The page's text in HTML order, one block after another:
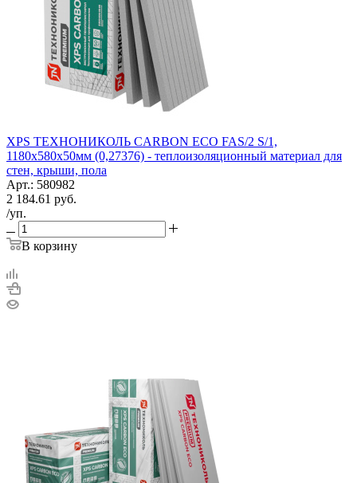
XPS ТЕХНОНИКОЛЬ CARBON ECO FAS/2 S/1,
1180х580х50мм (0,27376) - теплоизоляционный материал для
стен, крыши, пола
Арт.: 580982
2 184.61 руб.
/уп.
В корзину